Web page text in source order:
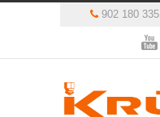
902 180 335